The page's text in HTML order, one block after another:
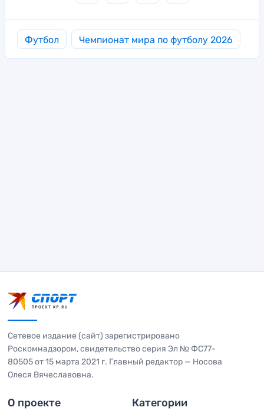
Футбол Чемпионат мира по футболу 2026
Сетевое издание (сайт) зарегистрировано
Роскомнадзором, свидетельство серия Эл № ФС77-
80505 от 15 марта 2021 г. Главный редактор — Носова
Олеся Вячеславовна.
О проекте Категории